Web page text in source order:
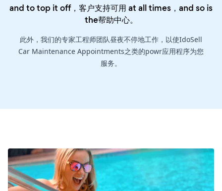
and to top it off，客户支持可用 at all times，and so is
the帮助中心。
此外，我们的专家工程师团队昼夜不停地工作，以使IdoSell
Car Maintenance Appointments之类的powr应用程序为您
服务。